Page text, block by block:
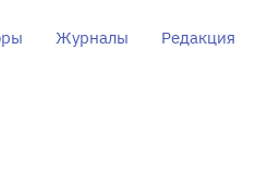
Журналы Редакция